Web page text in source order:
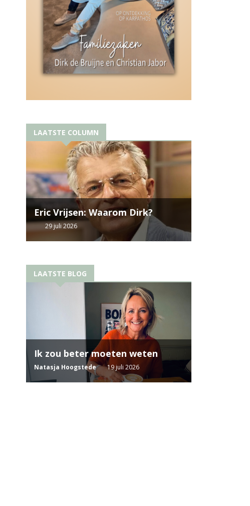
LAATSTE COLUMN
Eric Vrijsen: Waarom Dirk?
29 juli 2026
LAATSTE BLOG
Ik zou beter moeten weten
Natasja Hoogstede 19 juli 2026